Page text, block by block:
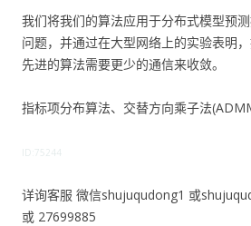
我们将我们的算法应用于分布式模型预
问题，并通过在大型网络上的实验表明
先进的算法需要更少的通信来收敛。
指标项分布算法、交替方向乘子法
ID:75244
详询客服 微信shujuqudong1 或
或 27699885